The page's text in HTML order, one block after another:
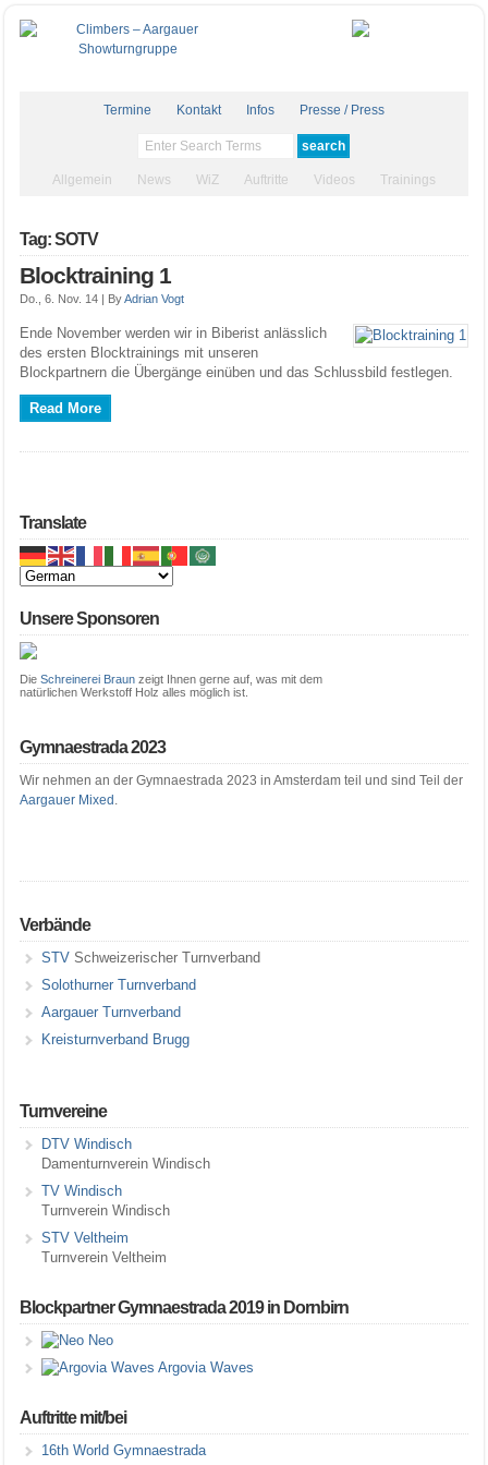
Termine Kontakt Infos Presse / Press
Allgemein News WiZ Auftritte Videos Trainings
Tag: SOTV
Blocktraining 1
Do., 6. Nov. 14 | ByAdrian Vogt
Ende November werden wir in Biberist anlässlich
des ersten Blocktrainings mit unseren
Blockpartnern die Übergänge einüben und das Schlussbild festlegen.
Read More
Translate
Unsere Sponsoren
Die Schreinerei Braunzeigt Ihnen gerne auf, was mit dem
natürlichen Werkstoff Holz alles möglich ist.
Gymnaestrada 2023
Wir nehmen an der Gymnaestrada 2023 in Amsterdam teil und sind Teil der
Aargauer Mixed .
Verbände
STVSchweizerischer Turnverband
Solothurner Turnverband
Aargauer Turnverband
Kreisturnverband Brugg
Turnvereine
DTV Windisch
Damenturnverein Windisch
TV Windisch
Turnverein Windisch
STV Veltheim
Turnverein Veltheim
Blockpartner Gymnaestrada 2019 in Dornbirn
Neo
Argovia Waves
Auftritte mit/bei
16th World Gymnaestrada